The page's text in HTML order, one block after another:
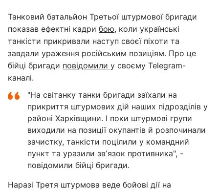
Танковий батальйон Третьої штурмової бригади
показав ефектні кадри бою, коли українські
танкісти прикривали наступ своєї піхоти та
завдали ураження російським позиціям. Про це
бійці бригади повідомили у своєму Telegram-
каналі.
"На світанку танки бригади заїхали на
прикриття штурмових дій наших підрозділів у
районі Харківщини. І поки штурмові групи
виходили на позиції окупантів й розпочинали
зачистку, танкісти поцілили у командний
пункт та уразили звʼязок противника", -
повідомили бійці бригади.
Наразі Третя штурмова веде бойові дії на